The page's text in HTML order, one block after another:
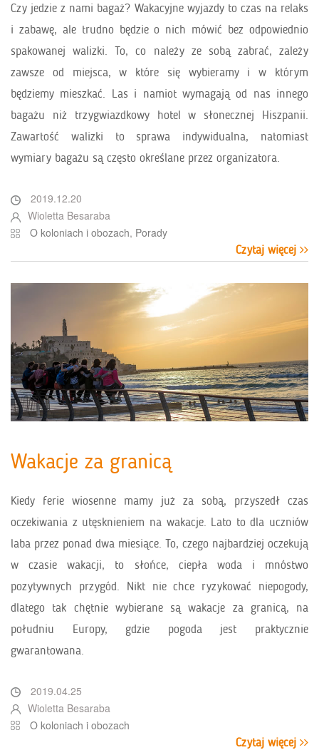
Czy jedzie z nami bagaż? Wakacyjne wyjazdy to czas na relaks
i zabawę, ale trudno będzie o nich mówić bez odpowiednio
spakowanej walizki. To, co należy ze sobą zabrać, zależy
zawsze od miejsca, w które się wybieramy i w którym
będziemy mieszkać. Las i namiot wymagają od nas innego
bagażu niż trzygwiazdkowy hotel w słonecznej Hiszpanii.
Zawartość walizki to sprawa indywidualna, natomiast
wymiary bagażu są często określane przez organizatora.
2019.12.20
Wioletta Besaraba
O koloniach i obozach, Porady
Czytaj więcej
Wakacje za granicą
Kiedy ferie wiosenne mamy już za sobą, przyszedł czas
oczekiwania z utęsknieniem na wakacje. Lato to dla uczniów
laba przez ponad dwa miesiące. To, czego najbardziej oczekują
w czasie wakacji, to słońce, ciepła woda i mnóstwo
pozytywnych przygód. Nikt nie chce ryzykować niepogody,
dlatego tak chętnie wybierane są wakacje za granicą, na
południu Europy, gdzie pogoda jest praktycznie
gwarantowana.
2019.04.25
Wioletta Besaraba
O koloniach i obozach
Czytaj więcej